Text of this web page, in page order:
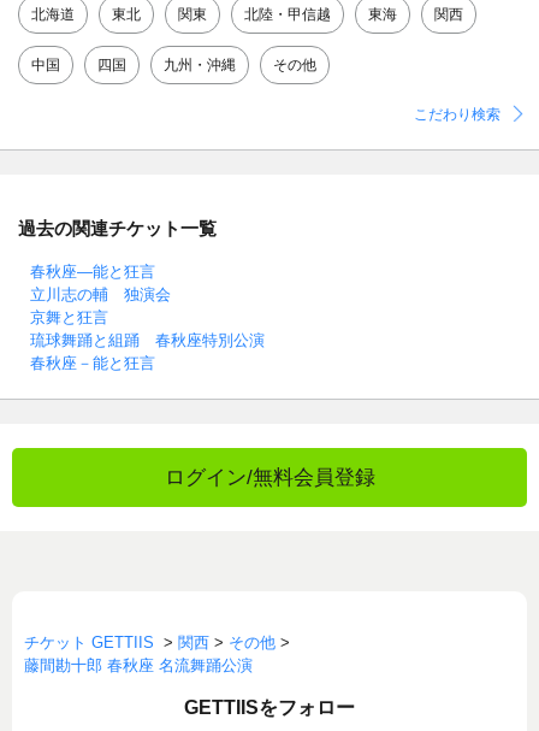
北海道 東北 関東 北陸・甲信越 東海 関西
中国 四国 九州・沖縄 その他
こだわり検索
過去の関連チケット一覧
春秋座―能と狂言
立川志の輔 独演会
京舞と狂言
琉球舞踊と組踊 春秋座特別公演
春秋座－能と狂言
ログイン/無料会員登録
チケット GETTIIS > 関西 > その他 >
藤間勘十郎 春秋座 名流舞踊公演
GETTIISをフォロー